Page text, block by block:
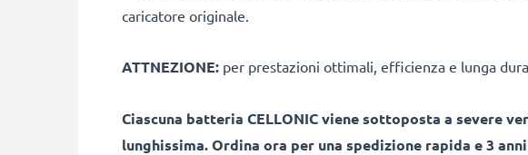
caricatore originale.
ATTNEZIONE: per prestazioni ottimali, efficienza e lunga
Ciascuna batteria CELLONIC viene sottoposta a severe
lunghissima. Ordina ora per una spedizione rapida e 3